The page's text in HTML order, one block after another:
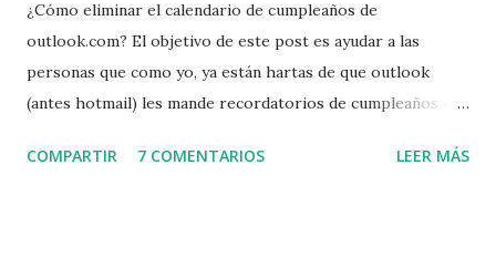
¿Cómo eliminar el calendario de cumpleaños de
outlook.com? El objetivo de este post es ayudar a las
personas que como yo, ya están hartas de que outlook
(antes hotmail) les mande recordatorios de cumpleaños de
entrada. Cuando investigue como rayos hacer eso; no había
COMPARTIR 7 COMENTARIOS LEER MÁS